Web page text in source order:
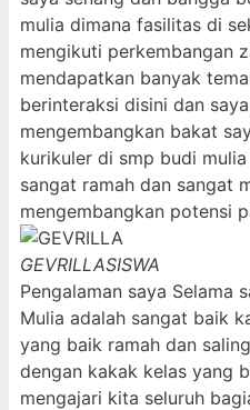
mulia dimana fasilitas di
mengikuti perkembangan
mendapatkan banyak
berinteraksi disini dan
mengembangkan bakat
kurikuler di smp budi
sangat ramah dan sangat
mengembangkan potensi
GEVRILLASISWA
Pengalaman saya Selama
Mulia adalah sangat baik
yang baik ramah dan
dengan kakak kelas yang
mengajari kita seluruh